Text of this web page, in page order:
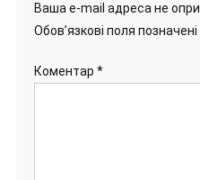
Ваша e-mail адреса не
Обов’язкові поля позначені
Коментар *